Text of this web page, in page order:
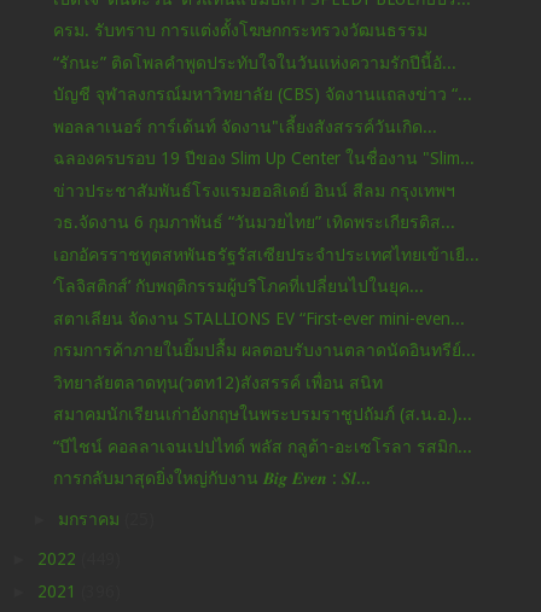
ครม. รับทราบ การแต่งตั้งโฆษกกระทรวงวัฒนธรรม
“รักนะ” ติดโพลคำพูดประทับใจในวันแห่งความรักปีนี้อั...
บัญชี จุฬาลงกรณ์มหาวิทยาลัย (CBS) จัดงานแถลงข่าว “...
พอลลาเนอร์ การ์เด้นท์ จัดงาน"เลี้ยงสังสรรค์วันเกิด...
ฉลองครบรอบ 19 ปีของ Slim Up Center ในชื่องาน "Slim...
ข่าวประชาสัมพันธ์โรงแรมฮอลิเดย์ อินน์ สีลม กรุงเทพฯ
วธ.จัดงาน 6 กุมภาพันธ์ “วันมวยไทย” เทิดพระเกียรติส...
เอกอัครราชทูตสหพันธรัฐรัสเซียประจำประเทศไทยเข้าเยี...
‘โลจิสติกส์’ กับพฤติกรรมผู้บริโภคที่เปลี่ยนไปในยุค...
สตาเลียน จัดงาน STALLIONS EV “First-ever mini-even...
กรมการค้าภายในยิ้มปลื้ม ผลตอบรับงานตลาดนัดอินทรีย์...
วิทยาลัยตลาดทุน(วตท12)สังสรรค์ เพื่อน สนิท
สมาคมนักเรียนเก่าอังกฤษในพระบรมราชูปถัมภ์ (ส.น.อ.)...
“บีไชน์ คอลลาเจนเปปไทด์ พลัส กลูต้า-อะเซโรลา รสมิก...
การกลับมาสุดยิ่งใหญ่กับงาน 𝑩𝒊𝒈 𝑬𝒗𝒆𝒏 : 𝑺𝒍...
มกราคม
2022
2021